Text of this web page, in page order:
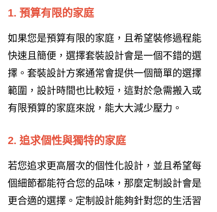
1. 預算有限的家庭
如果您是預算有限的家庭，且希望裝修過程能
快速且簡便，選擇套裝設計會是一個不錯的選
擇。套裝設計方案通常會提供一個簡單的選擇
範圍，設計時間也比較短，這對於急需搬入或
有限預算的家庭來說，能大大減少壓力。
2. 追求個性與獨特的家庭
若您追求更高層次的個性化設計，並且希望每
個細節都能符合您的品味，那麼定制設計會是
更合適的選擇。定制設計能夠針對您的生活習